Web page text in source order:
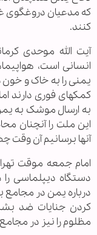
که مدعیان دروغگوی
کنند.
آیت الله موحدی
انسانی است،
کمکهای فوری دارند
به ارسال موشک به
این ملت را آنچنان
آنها برسانیم آن وقت
امام جمعه موقت
دستگاه دیپلماسی
درباره یمن در
کردن جنایات ضد
مظلوم را نیز در